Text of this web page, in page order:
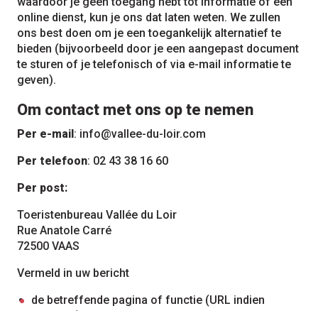
online dienst, kun je ons dat laten weten. We zullen
ons best doen om je een toegankelijk alternatief te
bieden (bijvoorbeeld door je een aangepast document
te sturen of je telefonisch of via e-mail informatie te
geven).
Om contact met ons op te nemen
Per e-mail: info@vallee-du-loir.com
Per telefoon: 02 43 38 16 60
Per post:
Toeristenbureau Vallée du Loir
Rue Anatole Carré
72500 VAAS
Vermeld in uw bericht
de betreffende pagina of functie (URL indien